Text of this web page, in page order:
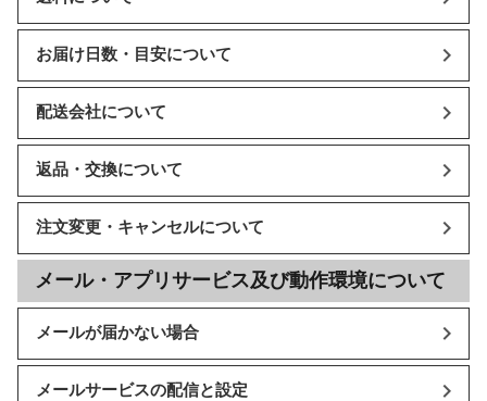
お届け日数・目安について
配送会社について
返品・交換について
注文変更・キャンセルについて
メール・アプリサービス及び動作環境について
メールが届かない場合
メールサービスの配信と設定